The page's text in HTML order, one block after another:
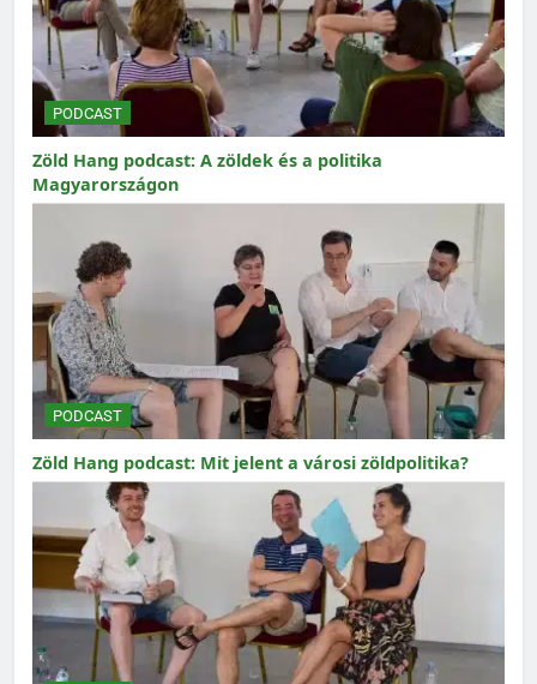
PODCAST
Zöld Hang podcast: A zöldek és a politika
Magyarországon
PODCAST
Zöld Hang podcast: Mit jelent a városi zöldpolitika?